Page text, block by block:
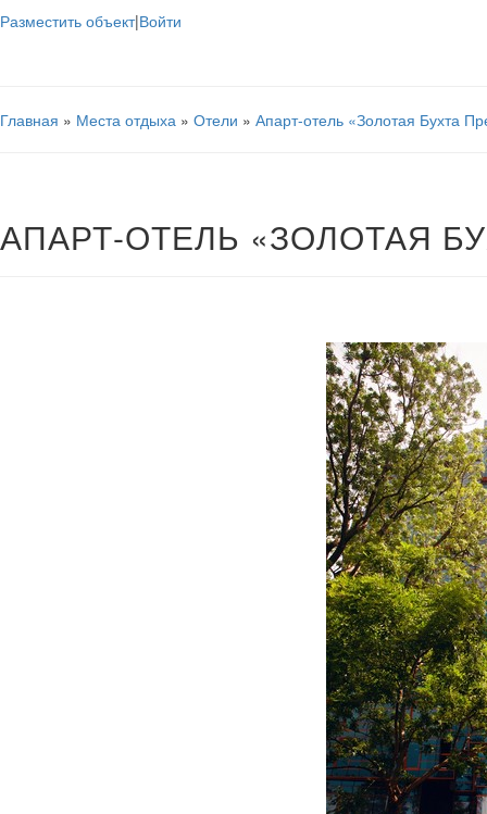
Разместить объект|Войти
Главная » Места отдыха » Отели » Апарт-отель «Золотая Бухта
АПАРТ-ОТЕЛЬ «ЗОЛОТАЯ